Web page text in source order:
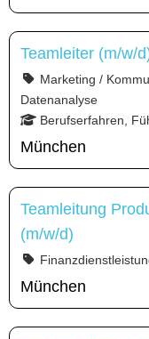
Teamleiter (m/w/
Marketing /
Datenanalyse
Berufserfahren,
München
Teamleitung
(m/w/d)
München